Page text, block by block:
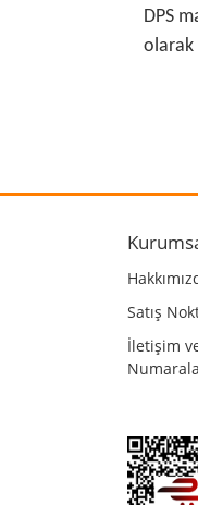
DPS
olarak
Satış
İletişim